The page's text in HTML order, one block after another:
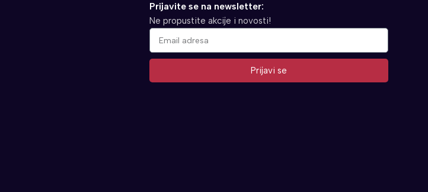
Prijavite se na newsletter:
Ne propustite akcije i novosti!
Prijavi se